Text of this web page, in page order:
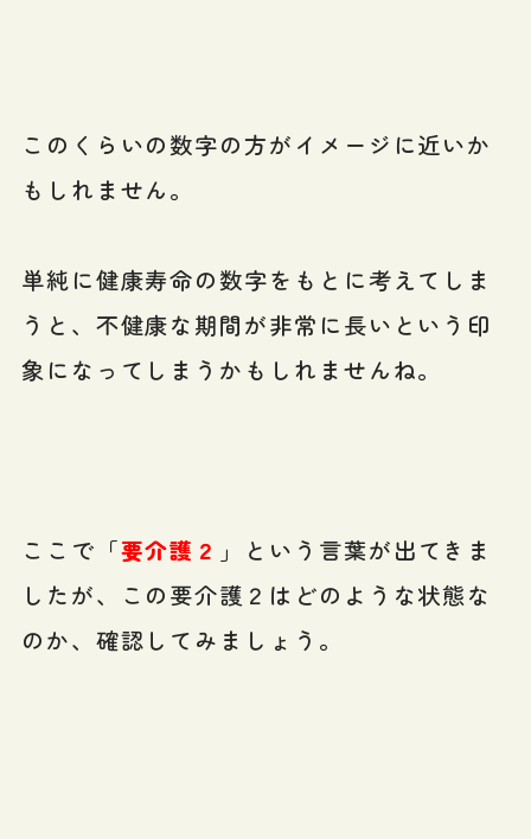
このくらいの数字の方がイメージに近いか
もしれません。
単純に健康寿命の数字をもとに考えてしま
うと、不健康な期間が非常に長いという印
象になってしまうかもしれませんね。
ここで「要介護２ 」という言葉が出てきま
したが、この要介護２はどのような状態な
のか、確認してみましょう。